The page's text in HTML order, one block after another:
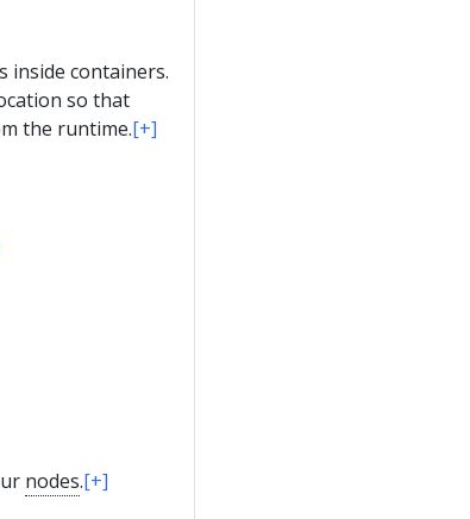
inside containers.
so that
the runtime.[+]
nodes.[+]